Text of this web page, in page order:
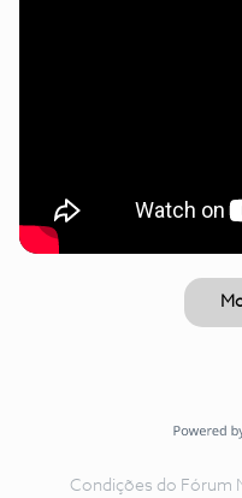
Condições do Fórum